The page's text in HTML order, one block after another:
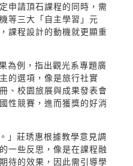
申請頂石課程的同時，需
等三大「自主學習」元
課程設計的動機就更顯重
為例，指出觀光系專題廣
的選項，像是旅行社實
、校園旅展與成果發表會
性競賽，進而獲獎的好消
」莊琇惠根據教學意見調
一些反思，像是在課程融
待的效果，因此需引導學